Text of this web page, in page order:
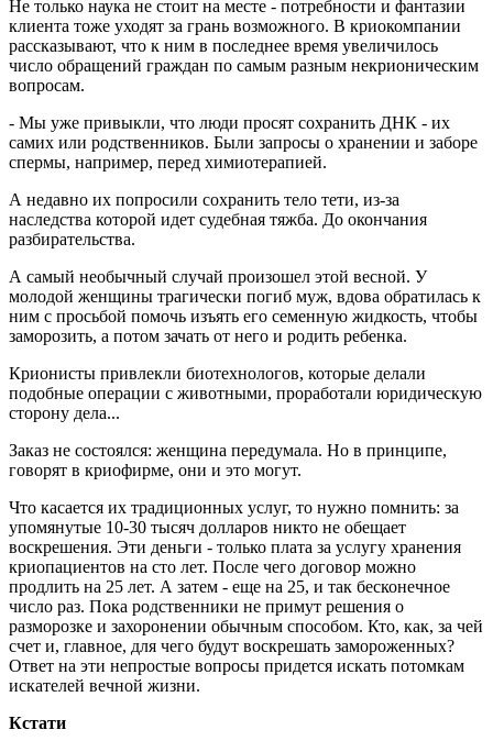
Не только наука не стоит на месте - потребности и фантазии
клиента тоже уходят за грань возможного. В криокомпании
рассказывают, что к ним в последнее время увеличилось
число обращений граждан по самым разным некрионическим
вопросам.
- Мы уже привыкли, что люди просят сохранить ДНК - их
самих или родственников. Были запросы о хранении и заборе
спермы, например, перед химиотерапией.
А недавно их попросили сохранить тело тети, из-за
наследства которой идет судебная тяжба. До окончания
разбирательства.
А самый необычный случай произошел этой весной. У
молодой женщины трагически погиб муж, вдова обратилась к
ним с просьбой помочь изъять его семенную жидкость, чтобы
заморозить, а потом зачать от него и родить ребенка.
Крионисты привлекли биотехнологов, которые делали
подобные операции с животными, проработали юридическую
сторону дела...
Заказ не состоялся: женщина передумала. Но в принципе,
говорят в криофирме, они и это могут.
Что касается их традиционных услуг, то нужно помнить: за
упомянутые 10-30 тысяч долларов никто не обещает
воскрешения. Эти деньги - только плата за услугу хранения
криопациентов на сто лет. После чего договор можно
продлить на 25 лет. А затем - еще на 25, и так бесконечное
число раз. Пока родственники не примут решения о
разморозке и захоронении обычным способом. Кто, как, за чей
счет и, главное, для чего будут воскрешать замороженных?
Ответ на эти непростые вопросы придется искать потомкам
искателей вечной жизни.
Кстати